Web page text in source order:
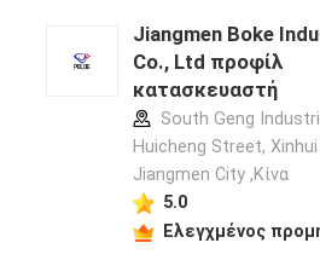
Jiangmen Boke
Co., Ltd προφίλ
κατασκευαστή
South Geng
Huicheng Street,
Jiangmen City ,Κίνα
5.0
Ελεγχμένος